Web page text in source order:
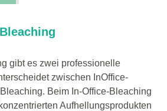
gibt es zwei professionelle
zwischen InOffice-
Beim In-Office-Bleaching
Aufhellungsprodukten